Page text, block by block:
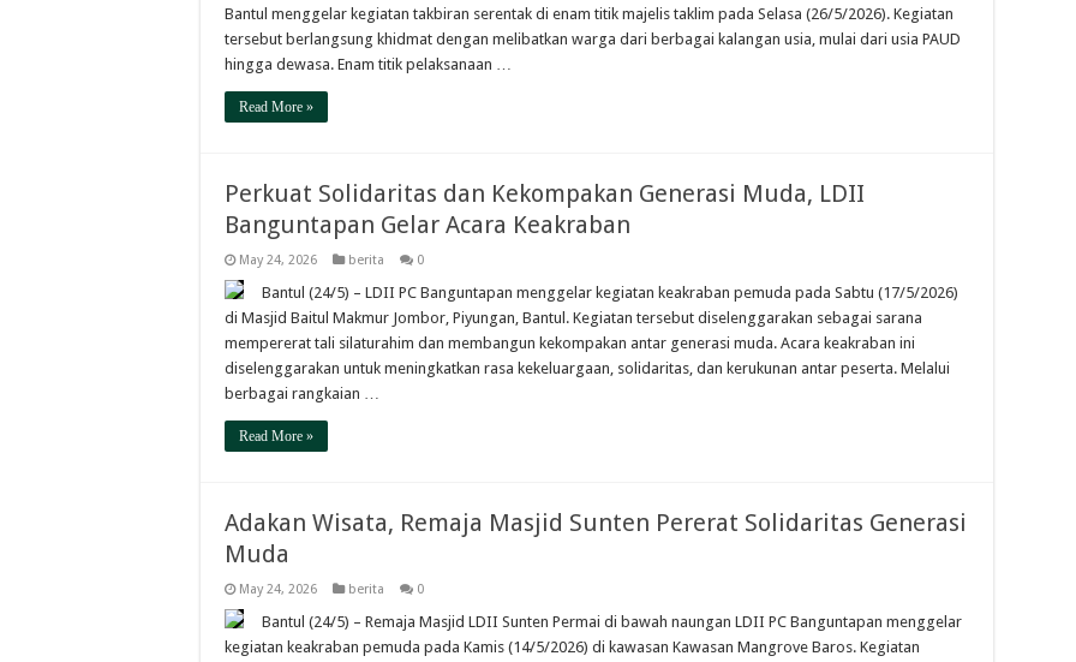
Bantul menggelar kegiatan takbiran serentak di enam titik majelis taklim pada Selasa (26/5/2026). Kegiatan
tersebut berlangsung khidmat dengan melibatkan warga dari berbagai kalangan usia, mulai dari usia PAUD
hingga dewasa. Enam titik pelaksanaan …
Read More »
Perkuat Solidaritas dan Kekompakan Generasi Muda, LDII
Banguntapan Gelar Acara Keakraban
May 24, 2026 berita 0
Bantul (24/5) – LDII PC Banguntapan menggelar kegiatan keakraban pemuda pada Sabtu (17/5/2026)
di Masjid Baitul Makmur Jombor, Piyungan, Bantul. Kegiatan tersebut diselenggarakan sebagai sarana
mempererat tali silaturahim dan membangun kekompakan antar generasi muda. Acara keakraban ini
diselenggarakan untuk meningkatkan rasa kekeluargaan, solidaritas, dan kerukunan antar peserta. Melalui
berbagai rangkaian …
Read More »
Adakan Wisata, Remaja Masjid Sunten Pererat Solidaritas Generasi
Muda
May 24, 2026 berita 0
Bantul (24/5) – Remaja Masjid LDII Sunten Permai di bawah naungan LDII PC Banguntapan menggelar
kegiatan keakraban pemuda pada Kamis (14/5/2026) di kawasan Kawasan Mangrove Baros. Kegiatan